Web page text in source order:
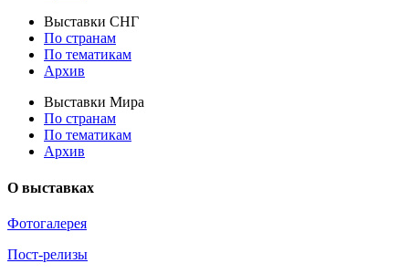
Выставки СНГ
По странам
По тематикам
Архив
Выставки Мира
По странам
По тематикам
Архив
О выставках
Фотогалерея
Пост-релизы